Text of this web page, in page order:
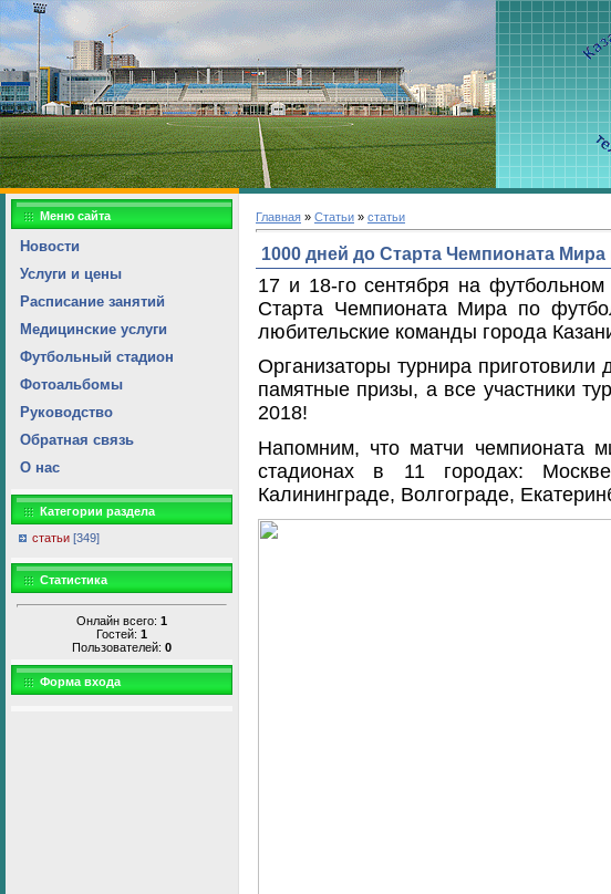
Меню сайта
Новости
Услуги и цены
Расписание занятий
Медицинские услуги
Футбольный стадион
Фотоальбомы
Руководство
Обратная связь
О нас
Категории раздела
статьи [349]
Статистика
Онлайн всего: 1
Гостей: 1
Пользователей: 0
Форма входа
Главная » Статьи » статьи
1000 дней до Старта Чемпионата
17 и 18-го сентября на
Старта Чемпионата Мира по
любительские команды города
Организаторы турнира
памятные призы, а все участники
2018!
Напомним, что матчи чемпионата
стадионах в 11 городах:
Калининграде, Волгограде,